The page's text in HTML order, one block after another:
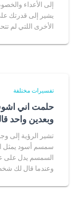
إلى الأعداء
يشير إلى قدرتك
الأخرى اللتي لم
تفسيرات مختلفة
حلمت اني
وبعدين واحد
تشير الرؤية إلى
سمسم أسود يمثل
السمسم يدل على
وعندما قال لك